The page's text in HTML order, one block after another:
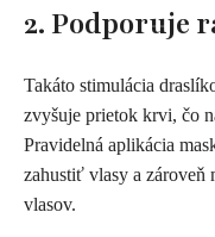
2. Podporuje
Takáto stimulácia
zvyšuje prietok krvi, čo
Pravidelná aplikácia
zahustiť vlasy a zároveň
vlasov.